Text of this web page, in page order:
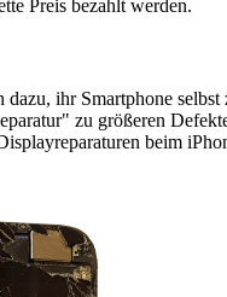
Preis bezahlt werden.
dazu, ihr Smartphone
zu größeren
beim